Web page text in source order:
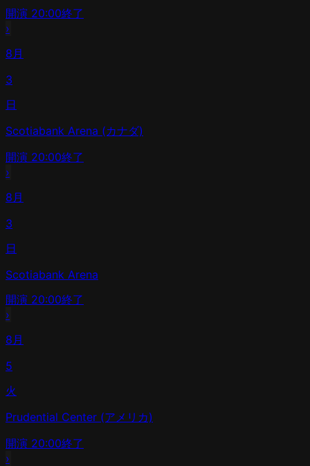
開演 20:00終了
›
8月
3
日
Scotiabank Arena (カナダ)
開演 20:00終了
›
8月
3
日
Scotiabank Arena
開演 20:00終了
›
8月
5
火
Prudential Center (アメリカ)
開演 20:00終了
›